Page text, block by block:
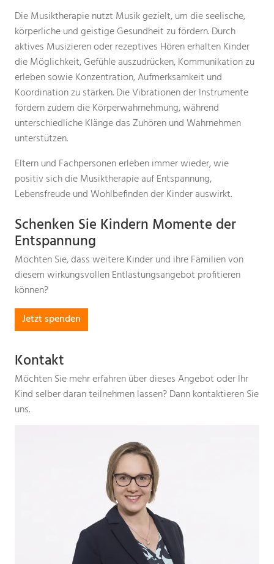
Die Musiktherapie nutzt Musik gezielt, um die seelische,
körperliche und geistige Gesundheit zu fördern. Durch
aktives Musizieren oder rezeptives Hören erhalten Kinder
die Möglichkeit, Gefühle auszudrücken, Kommunikation zu
erleben sowie Konzentration, Aufmerksamkeit und
Koordination zu stärken. Die Vibrationen der Instrumente
fördern zudem die Körperwahrnehmung, während
unterschiedliche Klänge das Zuhören und Wahrnehmen
unterstützen.
Eltern und Fachpersonen erleben immer wieder, wie
positiv sich die Musiktherapie auf Entspannung,
Lebensfreude und Wohlbefinden der Kinder auswirkt.
Schenken Sie Kindern Momente der
Entspannung
Möchten Sie, dass weitere Kinder und ihre Familien von
diesem wirkungsvollen Entlastungsangebot profitieren
können?
Jetzt spenden
Kontakt
Möchten Sie mehr erfahren über dieses Angebot oder Ihr
Kind selber daran teilnehmen lassen? Dann kontaktieren Sie
uns.